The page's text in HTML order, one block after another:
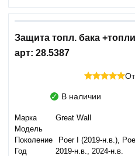
Защита топл. бака
арт: 28.5387
В наличии
Марка
Great Wall
Модель
Поколение
Poer I (2019-н.в.),
Год
2019-н.в., 2024-н.в.